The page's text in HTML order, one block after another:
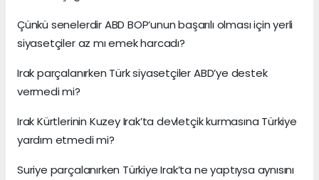
Çünkü senelerdir ABD BOP’unun başarılı olması için yerli
siyasetçiler az mı emek harcadı?
Irak parçalanırken Türk siyasetçiler ABD’ye destek
vermedi mi?
Irak Kürtlerinin Kuzey Irak’ta devletçik kurmasına Türkiye
yardım etmedi mi?
Suriye parçalanırken Türkiye Irak’ta ne yaptıysa aynısını